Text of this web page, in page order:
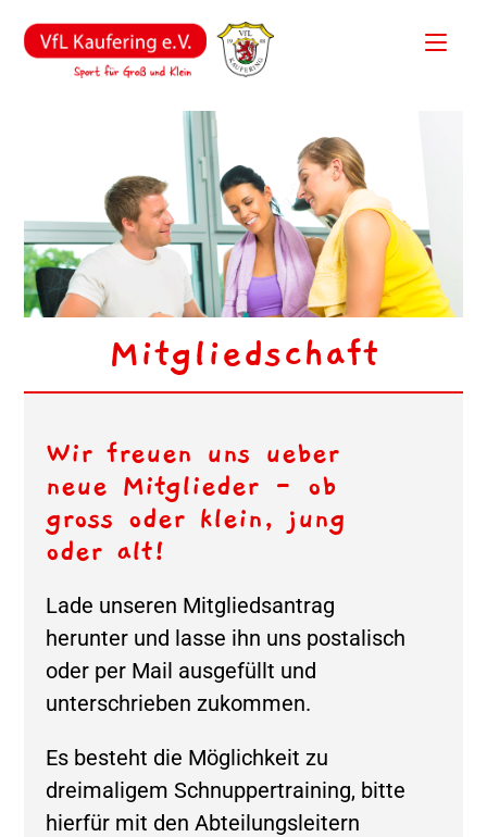
Mitgliedschaft
Wir freuen uns ueber
neue Mitglieder - ob
gross oder klein, jung
oder alt!
Lade unseren Mitgliedsantrag
herunter und lasse ihn uns postalisch
oder per Mail ausgefüllt und
unterschrieben zukommen.
Es besteht die Möglichkeit zu
dreimaligem Schnuppertraining, bitte
hierfür mit den Abteilungsleitern